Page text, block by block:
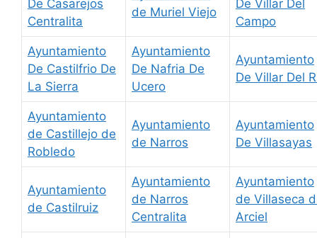
De Casarejos
Centralita
de Muriel Viejo
De Villar Del
Campo
Ayuntamiento
De Castilfrio De
La Sierra
Ayuntamiento
De Nafria De
Ucero
Ayuntamiento
De Villar Del
Ayuntamiento
de Castillejo de
Robledo
Ayuntamiento
de Narros
Ayuntamiento
De Villasayas
Ayuntamiento
de Castilruiz
Ayuntamiento
de Narros
Centralita
Ayuntamiento
de Villaseca
Arciel